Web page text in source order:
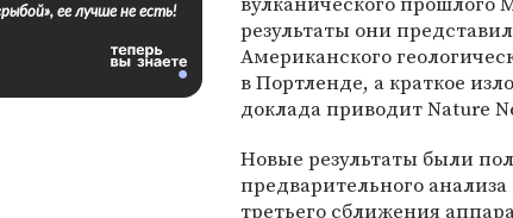
результаты они
Американского
в Портленде, а краткое
доклада приводит Nature
Новые результаты были
предварительного
третьего сближения
ее лучше не есть!